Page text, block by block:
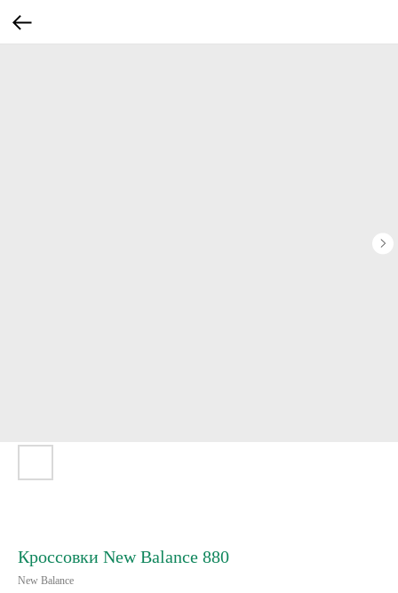
Кроссовки New Balance 880
New Balance